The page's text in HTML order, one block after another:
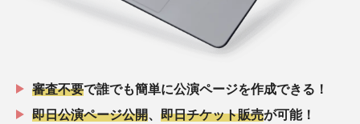
審査不要で誰でも簡単に公演ページを作成できる！
即日公演ページ公開
即日チケット販売が可能！